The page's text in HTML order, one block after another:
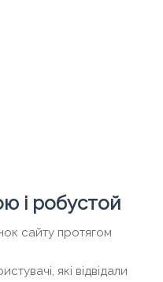
і робустой
сайту протягом
які відвідали